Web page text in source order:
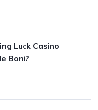
Luck Casino
Boni?